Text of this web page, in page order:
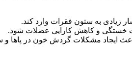
زیادی به ستون فقرات وارد کند.
خستگی و کاهش کارایی عضلات شود.
ایجاد مشکلات گردش خون در پاها و